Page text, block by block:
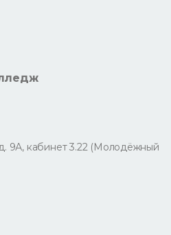
9А, кабинет 3.22 (Молодёжный